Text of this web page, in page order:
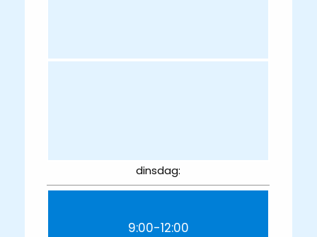
dinsdag:
9:00-12:00